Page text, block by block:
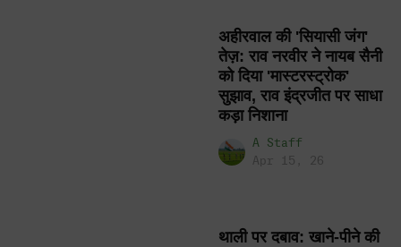
अहीरवाल की 'सियासी जंग'
तेज़: राव नरवीर ने नायब सैनी
को दिया 'मास्टरस्ट्रोक'
सुझाव, राव इंद्रजीत पर साधा
कड़ा निशाना
A Staff
Apr 15, 26
थाली पर दबाव: खाने-पीने की